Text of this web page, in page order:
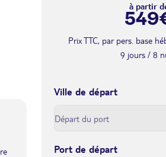
à partir
Prix TTC, par pers. base
9 jours / 8
Ville de départ
Port de départ